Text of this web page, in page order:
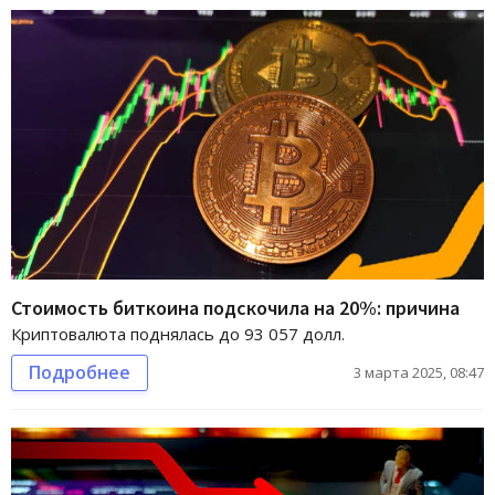
Стоимость биткоина подскочила на 20%: причина
Криптовалюта поднялась до 93 057 долл.
Подробнее 3 марта 2025, 08:47